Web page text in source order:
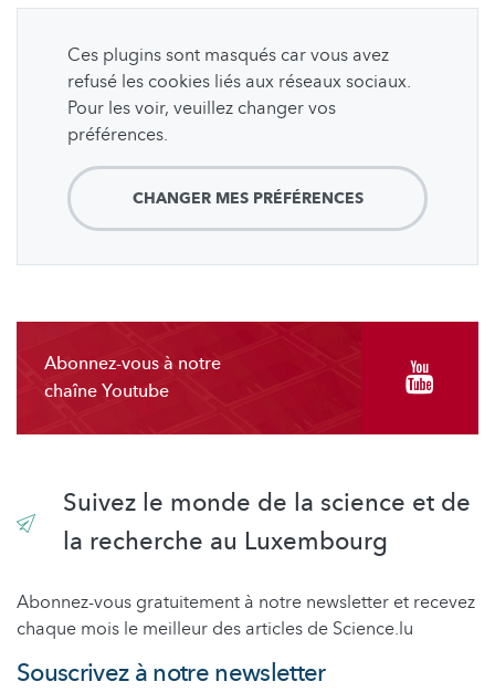
Ces plugins sont masqués car vous avez
refusé les cookies liés aux réseaux sociaux.
Pour les voir, veuillez changer vos
préférences.
CHANGER MES PRÉFÉRENCES
Abonnez-vous à notre
chaîne Youtube
Suivez le monde de la science et de
la recherche au Luxembourg
Abonnez-vous gratuitement à notre newsletter et recevez
chaque mois le meilleur des articles de Science.lu
Souscrivez à notre newsletter